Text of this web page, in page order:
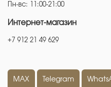
Пн-вс: 11:00-21:00
Интернет-магазин
+7 912 21 49 629
MAX Telegram